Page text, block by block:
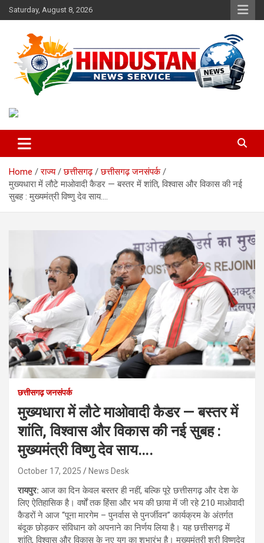
Skip
to
Saturday, August 8, 2026
Hindustan News Service
Home राज्य छत्तीसगढ़
छत्तीसगढ़ जनसंपर्क
मुख्यधारा में लौटे माओवादी कैडर — बस्तर में शांति, विश्वास और विकास की नई
सुबह : मुख्यमंत्री विष्णु देव साय….
छत्तीसगढ़ जनसंपर्क
मुख्यधारा में लौटे माओवादी कैडर — बस्तर में
शांति, विश्वास और विकास की नई सुबह :
मुख्यमंत्री विष्णु देव साय….
October 17, 2025 News Desk
रायपुर: आज का दिन केवल बस्तर ही नहीं, बल्कि पूरे छत्तीसगढ़ और देश के
लिए ऐतिहासिक है। वर्षों तक हिंसा और भय की छाया में जी रहे 210 माओवादी
कैडरों ने आज “पूना मारगेम – पुनर्वास से पुनर्जीवन” कार्यक्रम के अंतर्गत
बंदूक छोड़कर संविधान को अपनाने का निर्णय लिया है। यह छत्तीसगढ़ में
शांति, विश्वास और विकास के नए युग का शुभारंभ है। मुख्यमंत्री श्री विष्णुदेव